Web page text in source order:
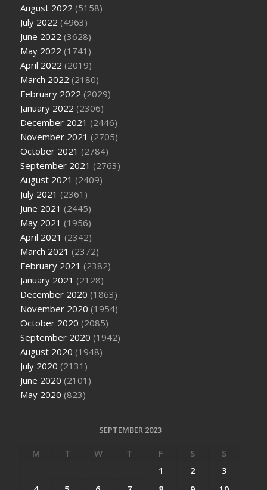
August 2022 (5158)
July 2022 (4963)
June 2022 (3628)
May 2022 (1741)
April 2022 (2019)
March 2022 (2180)
February 2022 (2029)
January 2022 (2306)
December 2021 (2446)
November 2021 (2705)
October 2021 (2784)
September 2021 (2763)
August 2021 (2409)
July 2021 (2361)
June 2021 (2445)
May 2021 (1956)
April 2021 (2342)
March 2021 (2372)
February 2021 (2382)
January 2021 (2128)
December 2020 (1863)
November 2020 (1954)
October 2020 (2085)
September 2020 (1942)
August 2020 (1948)
July 2020 (2131)
June 2020 (2101)
May 2020 (823)
SEPTEMBER 2023
M T W T F S
S
1
2
3